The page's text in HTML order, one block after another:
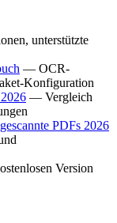
unterstützte
— OCR-
Konfiguration
— Vergleich
PDFs 2026
Version